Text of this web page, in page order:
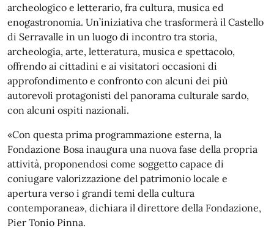
archeologico e letterario, fra cultura, musica ed
enogastronomia. Un’iniziativa che trasformerà il Castello
di Serravalle in un luogo di incontro tra storia,
archeologia, arte, letteratura, musica e spettacolo,
offrendo ai cittadini e ai visitatori occasioni di
approfondimento e confronto con alcuni dei più
autorevoli protagonisti del panorama culturale sardo,
con alcuni ospiti nazionali.
«Con questa prima programmazione esterna, la
Fondazione Bosa inaugura una nuova fase della propria
attività, proponendosi come soggetto capace di
coniugare valorizzazione del patrimonio locale e
apertura verso i grandi temi della cultura
contemporanea», dichiara il direttore della Fondazione,
Pier Tonio Pinna.